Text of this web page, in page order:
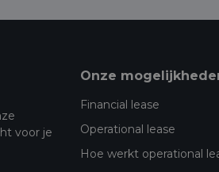
voor je
Onze
Financial lease
Operational lease
Hoe werkt operational